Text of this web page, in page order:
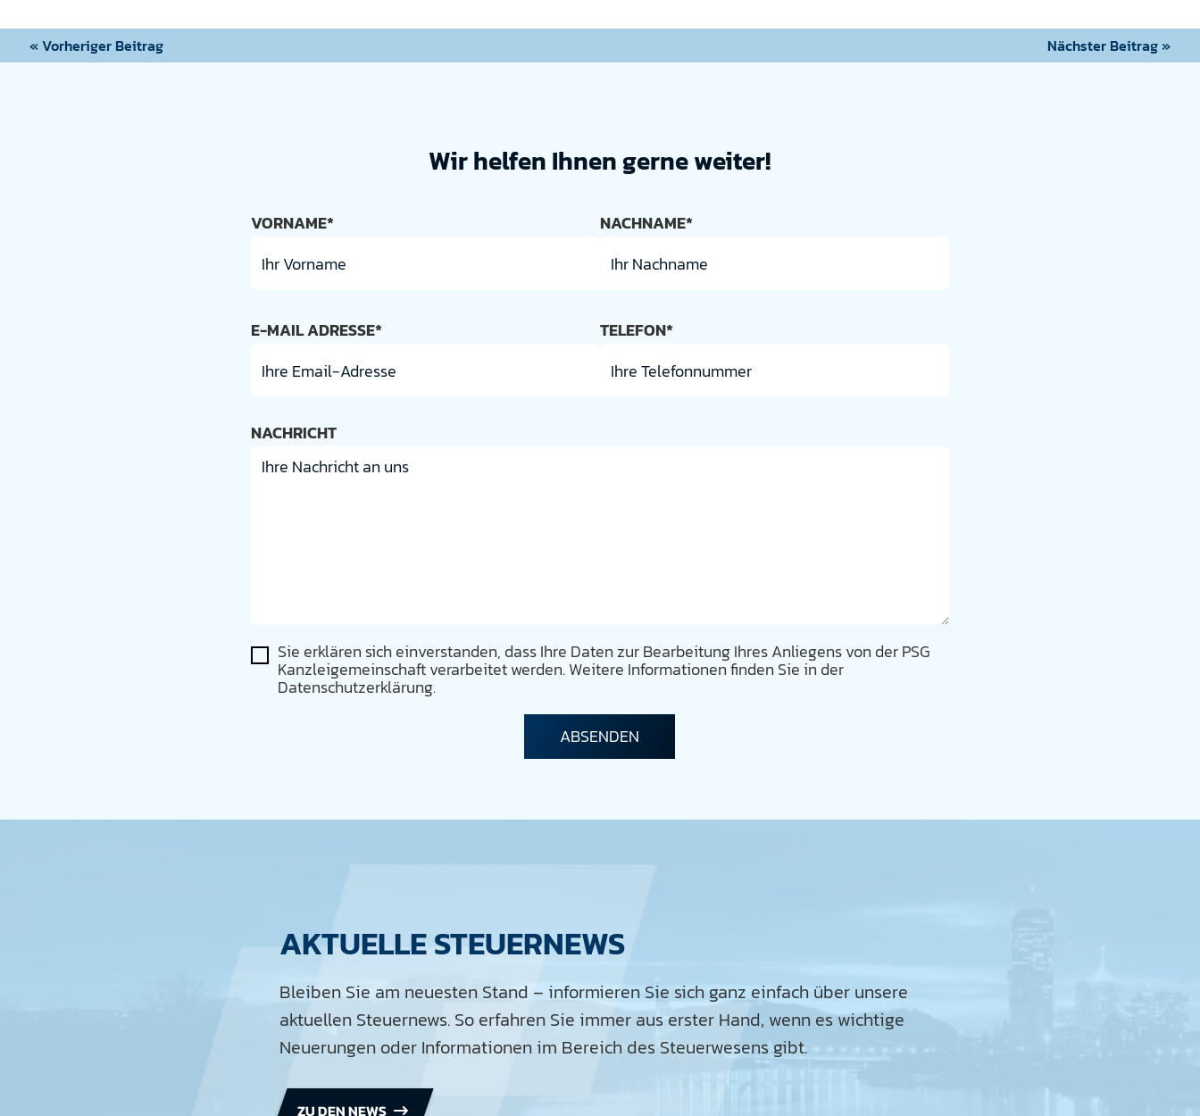
« Vorheriger Beitrag Nächster Beitrag »
Wir helfen Ihnen gerne weiter!
VORNAME* NACHNAME*
E-MAIL ADRESSE* TELEFON*
NACHRICHT
Sie erklären sich einverstanden, dass Ihre Daten zur Bearbeitung Ihres Anliegens von der PSG
Kanzleigemeinschaft verarbeitet werden. Weitere Informationen finden Sie in der
Datenschutzerklärung.
AKTUELLE STEUERNEWS
Bleiben Sie am neuesten Stand – informieren Sie sich ganz einfach über unsere
aktuellen Steuernews. So erfahren Sie immer aus erster Hand, wenn es wichtige
Neuerungen oder Informationen im Bereich des Steuerwesens gibt.
ZU DEN NEWS 